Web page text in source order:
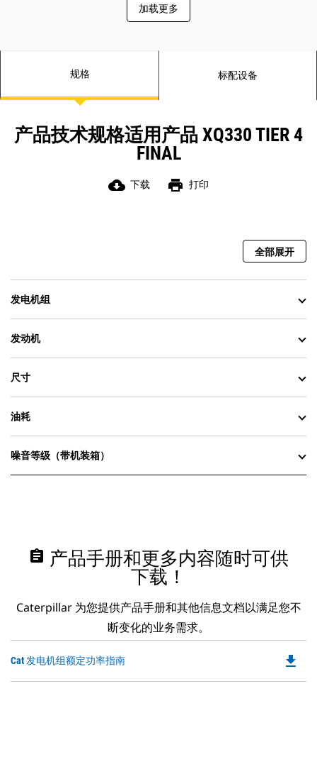
加载更多
规格 标配设备
产品技术规格适用产品 XQ330 TIER 4
FINAL
cloud_download 下载 print 打印
全部展开
发电机组
发动机
尺寸
油耗
噪音等级（带机装箱）
assignment 产品手册和更多内容随时可供
下载！
Caterpillar 为您提供产品手册和其他信息文档以满足您不
断变化的业务需求。
Cat 发电机组额定功率指南 file_download